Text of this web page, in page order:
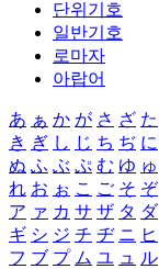
단위기호
일반기호
로마자
아랍어
あ ぁ か が さ ざ た
き ぎ し じ ち ぢ に
ぬ ふ ぶ ぷ む ゆ ゅ
れ お ぉ こ ご そ ぞ
ア ァ カ サ ザ タ ダ
ギ シ ジ チ ヂ ニ ヒ
フ ブ プ ム ユ ュ ル